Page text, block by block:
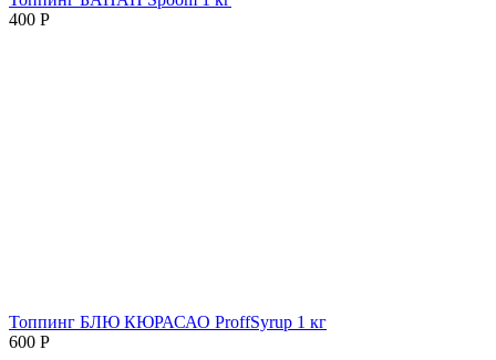
400 Р
Топпинг БЛЮ КЮРАСАО ProffSyrup 1 кг
600 Р